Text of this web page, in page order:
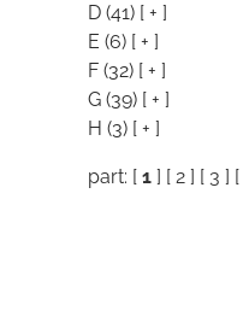
D (41) [ + ]
E (6) [ + ]
F (32) [ + ]
G (39) [ + ]
H (3) [ + ]
part: [ 1 ] [ 2 ] [ 3 ] [